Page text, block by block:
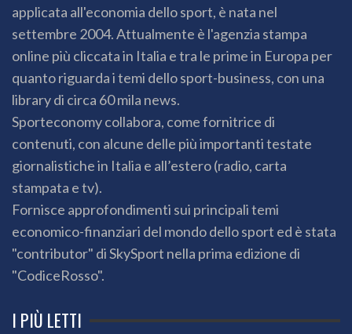
applicata all'economia dello sport, è nata nel
settembre 2004. Attualmente è l'agenzia stampa
online più cliccata in Italia e tra le prime in Europa per
quanto riguarda i temi dello sport-business, con una
library di circa 60 mila news.
Sporteconomy collabora, come fornitrice di
contenuti, con alcune delle più importanti testate
giornalistiche in Italia e all’estero (radio, carta
stampata e tv).
Fornisce approfondimenti sui principali temi
economico-finanziari del mondo dello sport ed è stata
"contributor" di SkySport nella prima edizione di
"CodiceRosso".
I PIÙ LETTI